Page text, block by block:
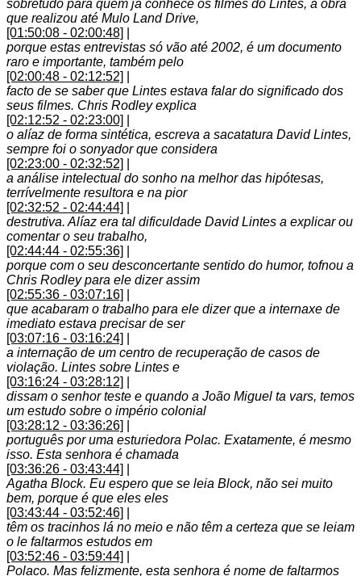
sobretudo para quem já conhece os filmes do Lintes, a obra
que realizou até Mulo Land Drive,
[01:50:08 - 02:00:48]
porque estas entrevistas só vão até 2002, é um documento
raro e importante, também pelo
[02:00:48 - 02:12:52]
facto de se saber que Lintes estava falar do significado dos
seus filmes. Chris Rodley explica
[02:12:52 - 02:23:00]
o alíaz de forma sintética, escreva a sacatatura David Lintes,
sempre foi o sonyador que considera
[02:23:00 - 02:32:52]
a análise intelectual do sonho na melhor das hipótesas,
terrívelmente resultora e na pior
[02:32:52 - 02:44:44]
destrutiva. Alíaz era tal dificuldade David Lintes a explicar ou
comentar o seu trabalho,
[02:44:44 - 02:55:36]
porque com o seu desconcertante sentido do humor, tofnou a
Chris Rodley para ele dizer assim
[02:55:36 - 03:07:16]
que acabaram o trabalho para ele dizer que a internaxe de
imediato estava precisar de ser
[03:07:16 - 03:16:24]
a internação de um centro de recuperação de casos de
violação. Lintes sobre Lintes e
[03:16:24 - 03:28:12]
dissam o senhor teste e quando a João Miguel ta vars, temos
um estudo sobre o império colonial
[03:28:12 - 03:36:26]
português por uma esturiedora Polac. Exatamente, é mesmo
isso. Esta senhora é chamada
[03:36:26 - 03:43:44]
Agatha Block. Eu espero que se leia Block, não sei muito
bem, porque é que eles eles
[03:43:44 - 03:52:46]
têm os tracinhos lá no meio e não têm a certeza que se leiam
o le faltarmos estudos em
[03:52:46 - 03:59:44]
Polaco. Mas felizmente, esta senhora é nome de faltarmos